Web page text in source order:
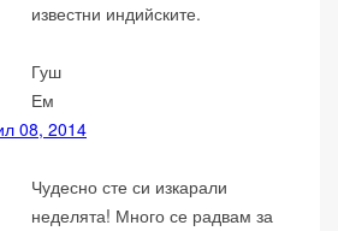
известни индийските.
Гуш
Ем
08, 2014
Чудесно сте си изкарали
неделята! Много се радвам за